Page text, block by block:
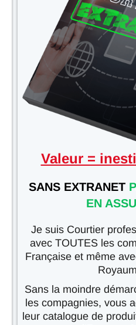
Valeur =
SANS EXTRANET
EN
Je suis Courtier
avec TOUTES les
Française et même
Sans la moindre
les compagnies, vous
leur catalogue de